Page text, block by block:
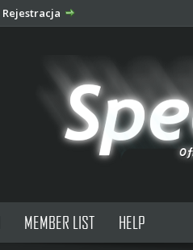
Rejestracja
MEMBER LIST HELP